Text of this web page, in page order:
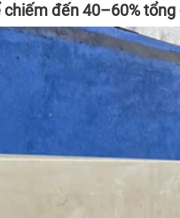
đến 40–60%